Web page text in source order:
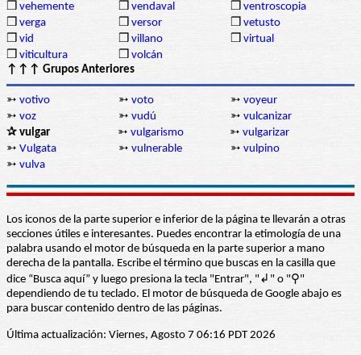
❒ vehemente ❒ vendaval ❒ ventroscopia
❒ verga ❒ versor ❒ vetusto
❒ vid ❒ villano ❒ virtual
❒ viticultura ❒ volcán
↑↑↑ Grupos Anteriores
➳ votivo ➳ voto ➳ voyeur
➳ voz ➳ vudú ➳ vulcanizar
✰ vulgar
➳ vulgarismo ➳ vulgarizar
➳ Vulgata ➳ vulnerable ➳ vulpino
➳ vulva
Los iconos de la parte superior e inferior de la página te llevarán a otras
secciones útiles e interesantes. Puedes encontrar la etimología de una
palabra usando el motor de búsqueda en la parte superior a mano
derecha de la pantalla. Escribe el término que buscas en la casilla que
dice “Busca aquí” y luego presiona la tecla "Entrar", "↲" o "⚲"
dependiendo de tu teclado. El motor de búsqueda de Google abajo es
para buscar contenido dentro de las páginas.
Última actualización: Viernes, Agosto 7 06:16 PDT 2026